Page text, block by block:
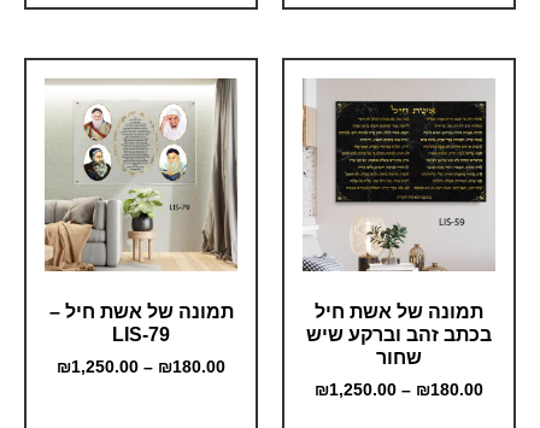
תמונה של אשת חיל
בכתב זהב וברקע שיש
שחור
₪180.00
–
₪1,250.00
תמונה של אשת חיל –
LIS-79
₪180.00
–
₪1,250.00